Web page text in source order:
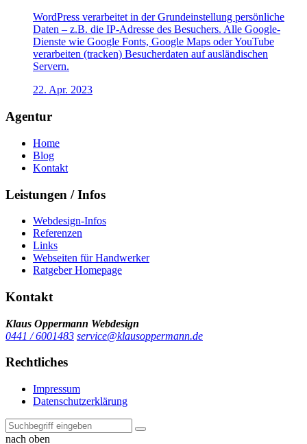
WordPress verarbeitet in der Grundeinstellung persönliche
Daten – z.B. die IP-Adresse des Besuchers. Alle Google-
Dienste wie Google Fonts, Google Maps oder YouTube
verarbeiten (tracken) Besucherdaten auf ausländischen
Servern.
22. Apr. 2023
Agentur
Home
Blog
Kontakt
Leistungen / Infos
Webdesign-Infos
Referenzen
Links
Webseiten für Handwerker
Ratgeber Homepage
Kontakt
Klaus Oppermann Webdesign
0441 / 6001483 service@klausoppermann.de
Rechtliches
Impressum
Datenschutzerklärung
nach oben